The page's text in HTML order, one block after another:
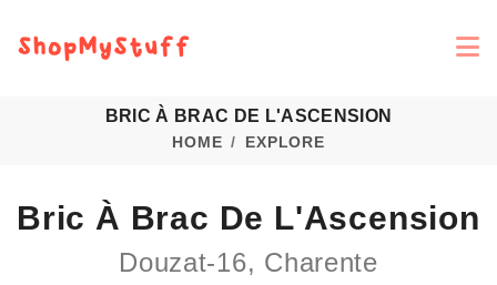
BRIC À BRAC DE L'ASCENSION
HOME EXPLORE
Bric À Brac De L'Ascension
Douzat-16, Charente